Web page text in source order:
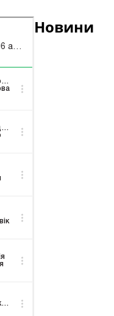
Новини